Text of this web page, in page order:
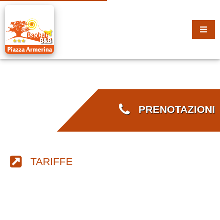
PRENOTAZIONI
TARIFFE